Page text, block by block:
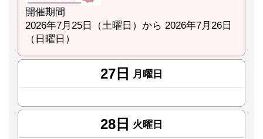
開催期間
2026年7月25日（土曜日）から 2026年7月26日
（日曜日）
27日 月曜日
28日 火曜日